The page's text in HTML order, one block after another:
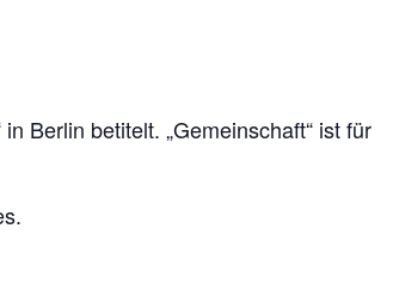
Berlin betitelt. „Gemeinschaft“ ist für